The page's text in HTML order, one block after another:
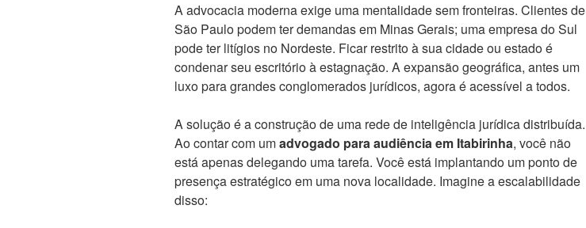
A advocacia moderna exige uma mentalidade sem fronteiras. Clientes de
São Paulo podem ter demandas em Minas Gerais; uma empresa do Sul
pode ter litígios no Nordeste. Ficar restrito à sua cidade ou estado é
condenar seu escritório à estagnação. A expansão geográfica, antes um
luxo para grandes conglomerados jurídicos, agora é acessível a todos.
A solução é a construção de uma rede de inteligência jurídica distribuída.
Ao contar com umadvogado para audiência em Itabirinha, você não
está apenas delegando uma tarefa. Você está implantando um ponto de
presença estratégico em uma nova localidade. Imagine a escalabilidade
disso: